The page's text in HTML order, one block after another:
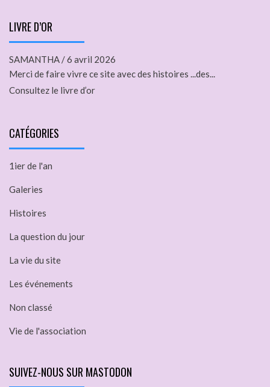
LIVRE D’OR
SAMANTHA /6 avril 2026
Merci de faire vivre ce site avec des histoires ...des...
Consultez le livre d’or
CATÉGORIES
1ier de l'an
Galeries
Histoires
La question du jour
La vie du site
Les événements
Non classé
Vie de l'association
SUIVEZ-NOUS SUR MASTODON